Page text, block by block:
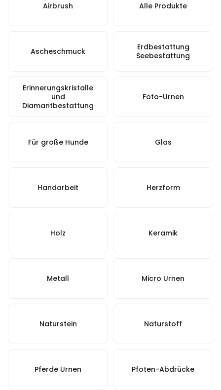
Airbrush Alle Produkte
Ascheschmuck
Erdbestattung
Seebestattung
Erinnerungskristalle
und
Diamantbestattung
Foto-Urnen
Für große Hunde Glas
Handarbeit Herzform
Holz Keramik
Metall Micro Urnen
Naturstein Naturstoff
Pferde Urnen Pfoten-Abdrücke